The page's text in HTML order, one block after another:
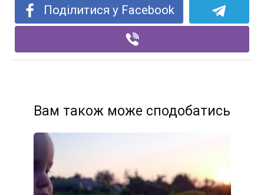
Поділитися у Facebook
Вам також може сподобатись